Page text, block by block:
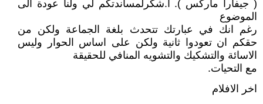
( جيفارا ماركس ). ا.شكرلمساندتكم لي ولنا عودة الى
الموضوع
رغم انك في عبارتك تتحدث بلغة الجماعة ولكن من
حقكم ان تعودوا ثانية ولكن على اساس الحوار وليس
الاسائة والتشكيك والتشويه المنافي للحقيقة
مع التحيات.
اخر الافلام